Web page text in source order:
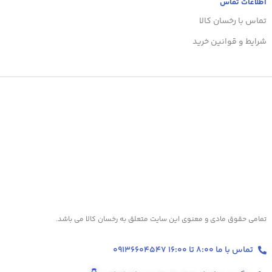
تماس با رخسان کالا
شرایط و قوانین خرید
تمامی حقوق مادی و معنوی این سایت متعلق به رخسان کالا می باشد.
تماس با ما 8:00 تا 16:00 09136604547